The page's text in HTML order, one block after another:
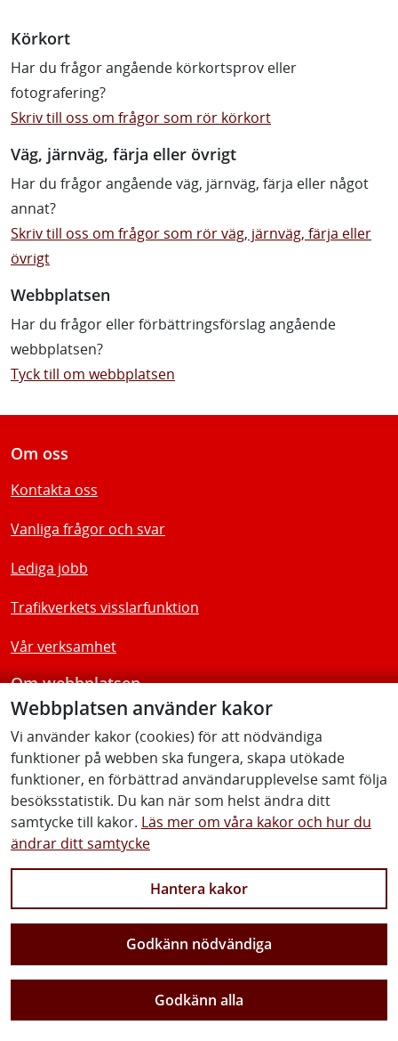
Webbplatsen använder kakor
Vi använder kakor (cookies) för att nödvändiga
funktioner på webben ska fungera, skapa utökade
funktioner, en förbättrad användarupplevelse samt följa
besöksstatistik. Du kan när som helst ändra ditt
samtycke till kakor. Läs mer om våra kakor och hur du
ändrar ditt samtycke
Hantera kakor
Godkänn nödvändiga
Godkänn alla
Körkort
Har du frågor angående körkortsprov eller
fotografering?
Skriv till oss om frågor som rör körkort
Väg, järnväg, färja eller övrigt
Har du frågor angående väg, järnväg, färja eller något
annat?
Skriv till oss om frågor som rör väg, järnväg, färja eller
övrigt
Webbplatsen
Har du frågor eller förbättringsförslag angående
webbplatsen?
Tyck till om webbplatsen
Vi gör Sverige närmare
Om oss
Kontakta oss
Vanliga frågor och svar
Lediga jobb
Trafikverkets visslarfunktion
Vår verksamhet
Om webbplatsen
Tillgänglighetsredogörelse
Följ oss
Facebook Youtube